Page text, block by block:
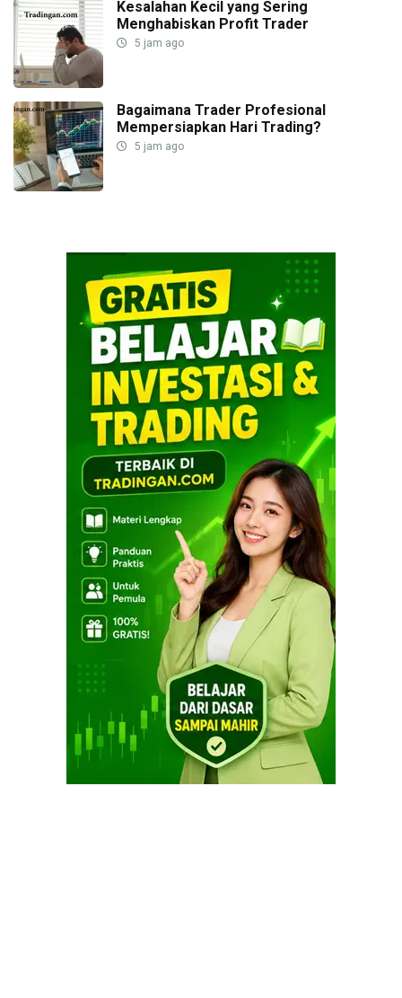
Kesalahan Kecil yang Sering
Menghabiskan Profit Trader
5 jam ago
Bagaimana Trader Profesional
Mempersiapkan Hari Trading?
5 jam ago